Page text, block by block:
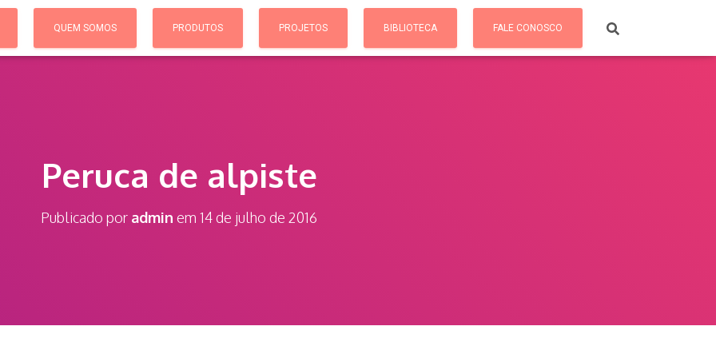
QUEM SOMOS PRODUTOS PROJETOS BIBLIOTECA FALE CONOSCO
Peruca de alpiste
Publicado por admin em 14 de julho de 2016